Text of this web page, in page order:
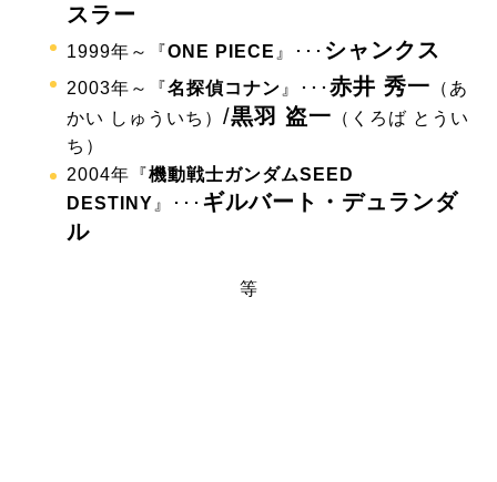
スラー
1999年～『ONE PIECE 』･･･ シャンクス
2003年～『名探偵コナン 』･･･ 赤井 秀一 （あ
かい しゅういち） /黒羽 盗一 （くろば とうい
ち）
2004年『機動戦士ガンダムSEED
DESTINY 』･･･ ギルバート・デュランダ
ル
等